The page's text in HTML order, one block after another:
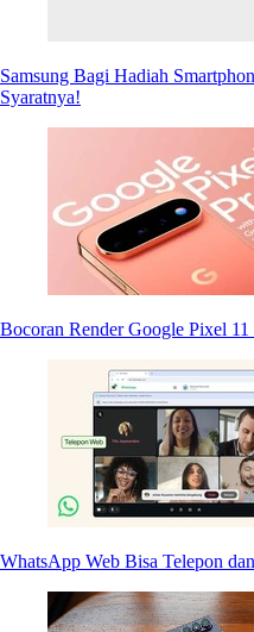
Samsung Bagi Hadiah
Syaratnya!
Bocoran Render Google Pixel
WhatsApp Web Bisa Telepon